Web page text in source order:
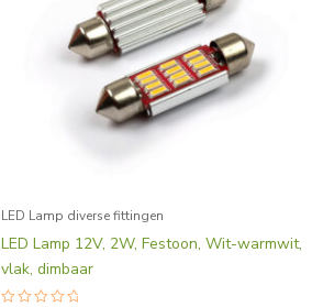
LED Lamp diverse fittingen
LED Lamp 12V, 2W, Festoon, Wit-warmwit,
vlak, dimbaar
Deze
optie
kan
gekozen
worden